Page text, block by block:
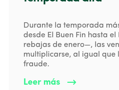
Durante la temporada
desde El Buen Fin hasta el
rebajas de enero—, las
multiplicarse, al igual que
fraude.
Leer más